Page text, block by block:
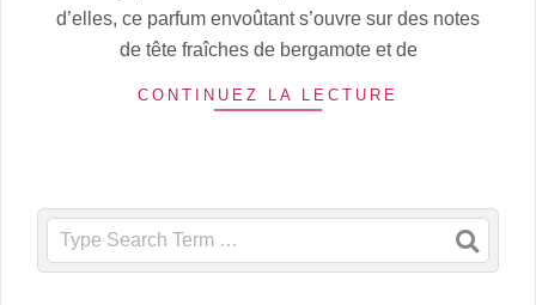
d’elles, ce parfum envoûtant s’ouvre sur des notes
de tête fraîches de bergamote et de
CONTINUEZ LA LECTURE
Search